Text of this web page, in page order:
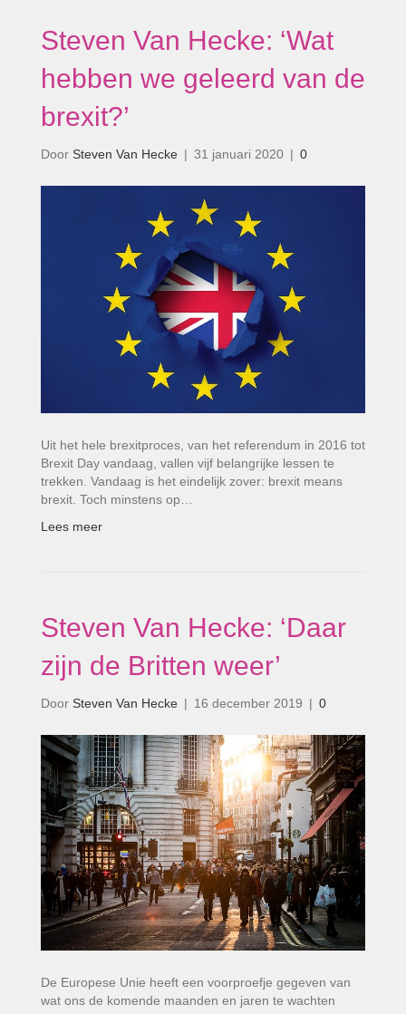
Steven Van Hecke: ‘Wat
hebben we geleerd van de
brexit?’
Door Steven Van Hecke | 31 januari 2020 | 0
Uit het hele brexitproces, van het referendum in 2016 tot
Brexit Day vandaag, vallen vijf belangrijke lessen te
trekken. Vandaag is het eindelijk zover: brexit means
brexit. Toch minstens op…
Lees meer
Steven Van Hecke: ‘Daar
zijn de Britten weer’
Door Steven Van Hecke | 16 december 2019 | 0
De Europese Unie heeft een voorproefje gegeven van
wat ons de komende maanden en jaren te wachten